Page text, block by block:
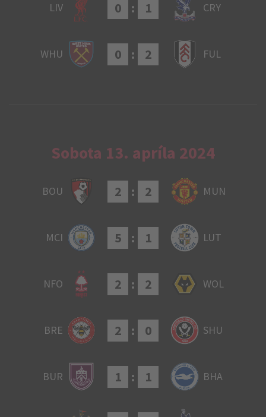
LIV 0 : 1 CRY
WHU 0 : 2 FUL
Sobota 13. apríla 2024
BOU 2 : 2 MUN
MCI 5 : 1 LUT
NFO 2 : 2 WOL
BRE 2 : 0 SHU
BUR 1 : 1 BHA